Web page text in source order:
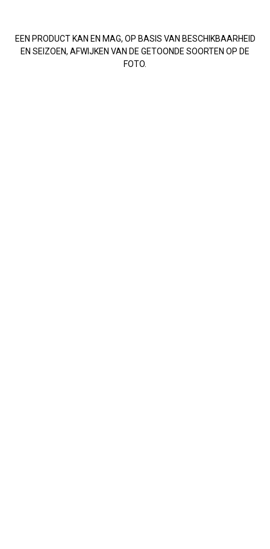
EEN PRODUCT KAN EN MAG, OP BASIS VAN BESCHIKBAARHEID
EN SEIZOEN, AFWIJKEN VAN DE GETOONDE SOORTEN OP DE
FOTO.